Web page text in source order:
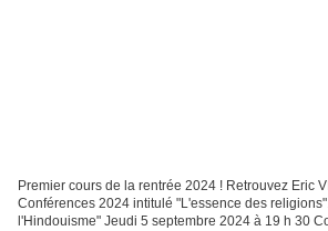
Premier cours de la rentrée 2024 ! Retrouvez Eric
Conférences 2024 intitulé "L'essence des
l'Hindouisme" Jeudi 5 septembre 2024 à 19 h 30